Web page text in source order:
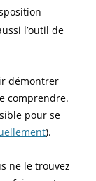
l’outil de
démontrer
comprendre.
pour se
).
ne le trouvez